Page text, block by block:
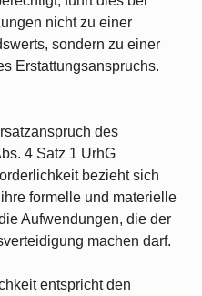
nicht zu einer
sondern zu einer
Erstattungsanspruchs.
des
4 Satz 1 UrhG
bezieht sich
formelle und materielle
Aufwendungen, die der
machen darf.
entspricht den